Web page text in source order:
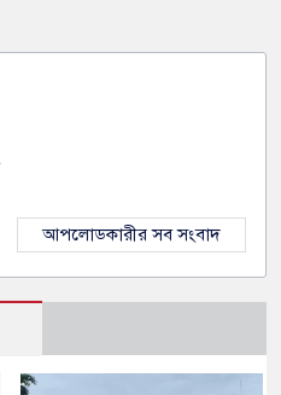
আপলোডকারীর সব সংবাদ